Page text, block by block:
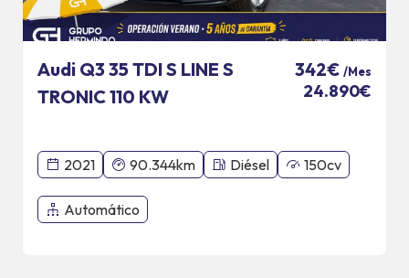
Audi Q3 35 TDI S LINE S
TRONIC 110 KW
342€ /Mes
24.890€
2021 90.344km Diésel 150cv
Automático